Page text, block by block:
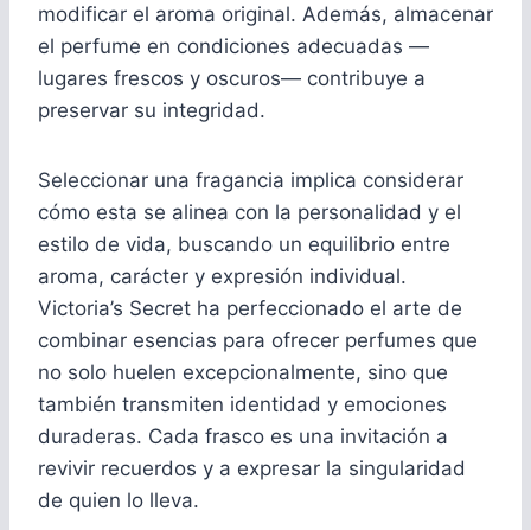
modificar el aroma original. Además, almacenar
el perfume en condiciones adecuadas —
lugares frescos y oscuros— contribuye a
preservar su integridad.
Seleccionar una fragancia implica considerar
cómo esta se alinea con la personalidad y el
estilo de vida, buscando un equilibrio entre
aroma, carácter y expresión individual.
Victoria’s Secret ha perfeccionado el arte de
combinar esencias para ofrecer perfumes que
no solo huelen excepcionalmente, sino que
también transmiten identidad y emociones
duraderas. Cada frasco es una invitación a
revivir recuerdos y a expresar la singularidad
de quien lo lleva.